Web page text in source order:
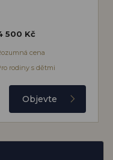
500 Kč
cena
rodiny s dětmi
Objevte